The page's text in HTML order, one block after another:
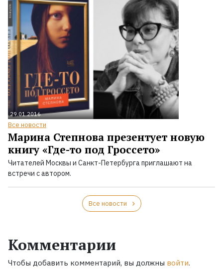
29.01.2016
Все новости
Марина Степнова презентует новую
книгу «Где-то под Гроссето»
Читателей Москвы и Санкт-Петербурга приглашают на
встречи с автором.
Все новости
Комментарии
Чтобы добавить комментарий, вы должны войти.